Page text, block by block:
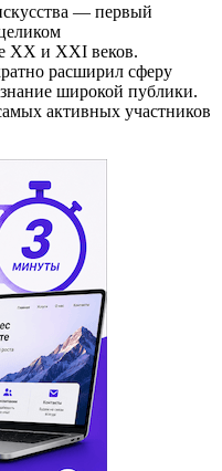
— первый
XX и XXI веков.
расширил сферу
широкой публики.
активных участников